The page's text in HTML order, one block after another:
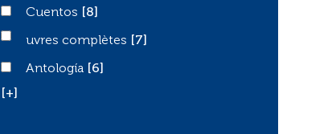
CuentosCuentos [8]
uvres complètes
uvres complètes [7]
Antología
Antología
[6]
[+]